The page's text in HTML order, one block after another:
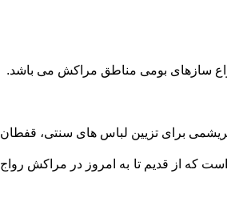
سازهای بومی مناطق مراکش می باشد.
برای تزیین لباس های سنتی، قفطان
که از قدیم تا به امروز در مراکش رواج